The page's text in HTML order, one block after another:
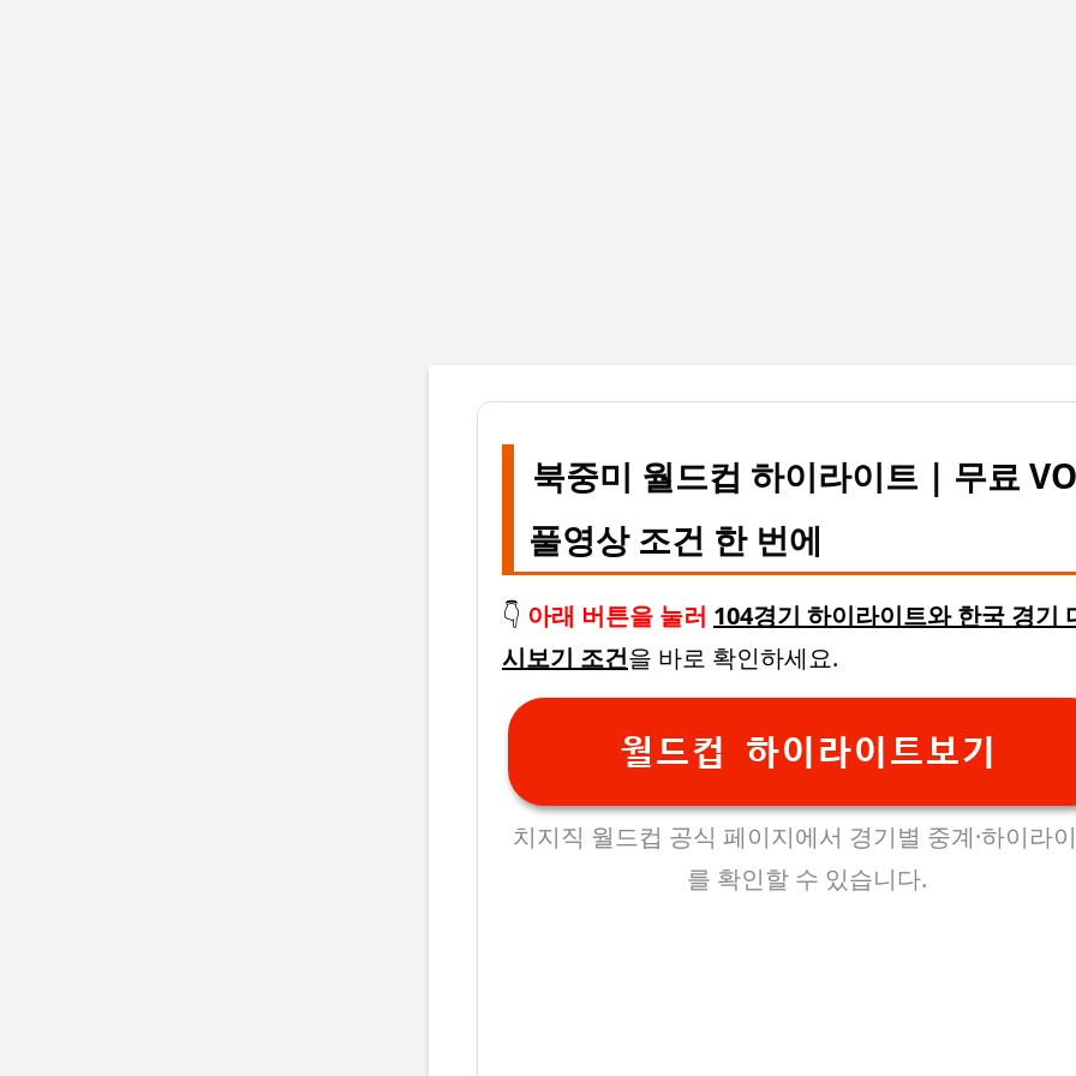
북중미 월드컵 하이라이트 | 무료
풀영상 조건 한 번에
👇 아래 버튼을 눌러 104경기 하이라이트와 한국 경기
시보기 조건을 바로 확인하세요.
월드컵 하이라이트보기
치지직 월드컵 공식 페이지에서 경기별 중계·하이라
를 확인할 수 있습니다.